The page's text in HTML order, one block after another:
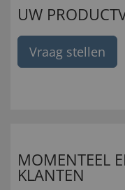
UW
Vraag stellen
MOMENTEEL
KLANTEN